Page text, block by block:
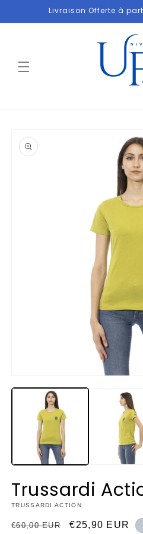
au
Livraison Offerte à
informations
produits
le
Trussardi
TRUSSARDI ACTION
Prix
€60,00 EUR
Prix
€25,90 EUR